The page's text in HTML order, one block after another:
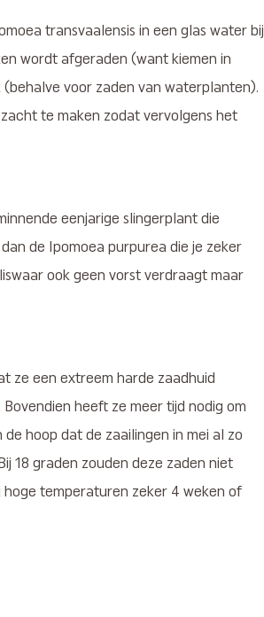
transvaalensis in een glas water bij
wordt afgeraden (want kiemen in
voor zaden van waterplanten).
te maken zodat vervolgens het
eenjarige slingerplant die
de Ipomoea purpurea die je zeker
ook geen vorst verdraagt maar
ze een extreem harde zaadhuid
heeft ze meer tijd nodig om
hoop dat de zaailingen in mei al zo
18 graden zouden deze zaden niet
hoge temperaturen zeker 4 weken of